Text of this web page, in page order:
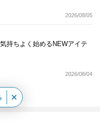
2026/08/05
持ちよく始めるNEWアイテ
2026/08/04